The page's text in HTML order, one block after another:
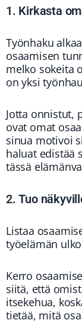
1. Kirkasta
Työnhaku
osaamisen
melko sokeita
on yksi
Jotta onnistut,
ovat omat
sinua motivoi
haluat edistää
tässä
2. Tuo
Listaa
työelämän
Kerro
siitä, että
itsekehua,
tietää, mitä